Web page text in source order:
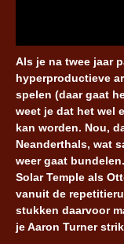
Als je na twee jaar
hyperproductieve
spelen (daar gaat
weet je dat het wel
kan worden. Nou,
Neanderthals, wat
weer gaat
Solar Temple als
vanuit de
stukken daarvoor
je Aaron Turner